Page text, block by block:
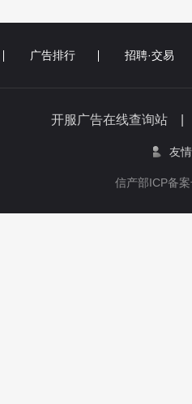
广告排行 招聘·交易
开服广告在线查询站
友
信产部ICP备